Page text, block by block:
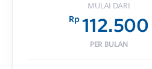
MULAI DARI
Rp 112.500
PER BULAN